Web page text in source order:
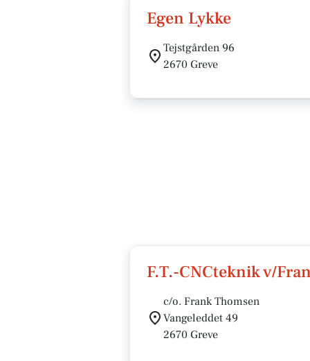
Egen Lykke
Tejstgården 96
2670 Greve
F.T.-CNCteknik v/
c/o. Frank Thomsen
Vangeleddet 49
2670 Greve